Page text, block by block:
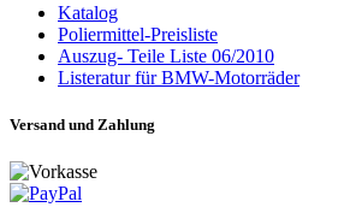
Katalog
Poliermittel-Preisliste
Auszug- Teile Liste 06/2010
Listeratur für BMW-Motorräder
Versand und Zahlung